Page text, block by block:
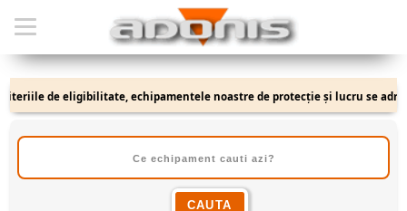
de eligibilitate, echipamentele noastre de protecție și lucru se